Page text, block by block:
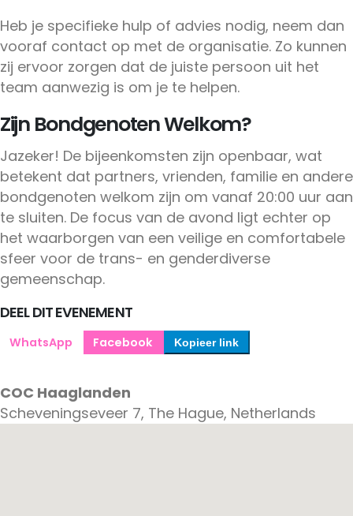
Heb je specifieke hulp of advies nodig, neem dan
vooraf contact op met de organisatie. Zo kunnen
zij ervoor zorgen dat de juiste persoon uit het
team aanwezig is om je te helpen.
Zijn Bondgenoten Welkom?
Jazeker! De bijeenkomsten zijn openbaar, wat
betekent dat partners, vrienden, familie en andere
bondgenoten welkom zijn om vanaf 20:00 uur aan
te sluiten. De focus van de avond ligt echter op
het waarborgen van een veilige en comfortabele
sfeer voor de trans- en genderdiverse
gemeenschap.
DEEL DIT EVENEMENT
WhatsApp Facebook Kopieer link
COC Haaglanden
Scheveningseveer 7, The Hague, Netherlands